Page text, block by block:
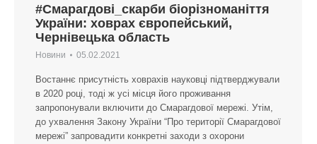
#Смарагдові_скарби біорізноманіття
України: ховрах європейський,
Чернівецька область
Новини 05.02.2021
Востаннє присутність ховрахів науковці підтверджували
в 2020 році, тоді ж усі місця його проживання
запропонували включити до Смарагдової мережі. Утім,
до ухвалення Закону України “Про території Смарагдової
мережі” запровадити конкретні заходи з охорони